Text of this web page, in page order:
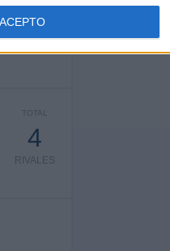
ACEPTO
3
TV
TOTAL
4
RIVALES